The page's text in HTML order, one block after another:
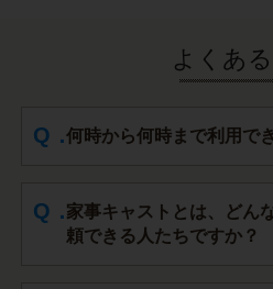
よくあ
何時から何時まで利用で
家事キャストとは、どん
頼できる人たちですか？